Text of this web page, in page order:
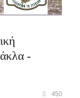
-
450